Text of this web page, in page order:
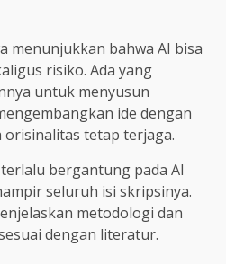
menunjukkan bahwa AI bisa
risiko. Ada yang
untuk menyusun
ide dengan
tetap terjaga.
bergantung pada AI
seluruh isi skripsinya.
metodologi dan
dengan literatur.